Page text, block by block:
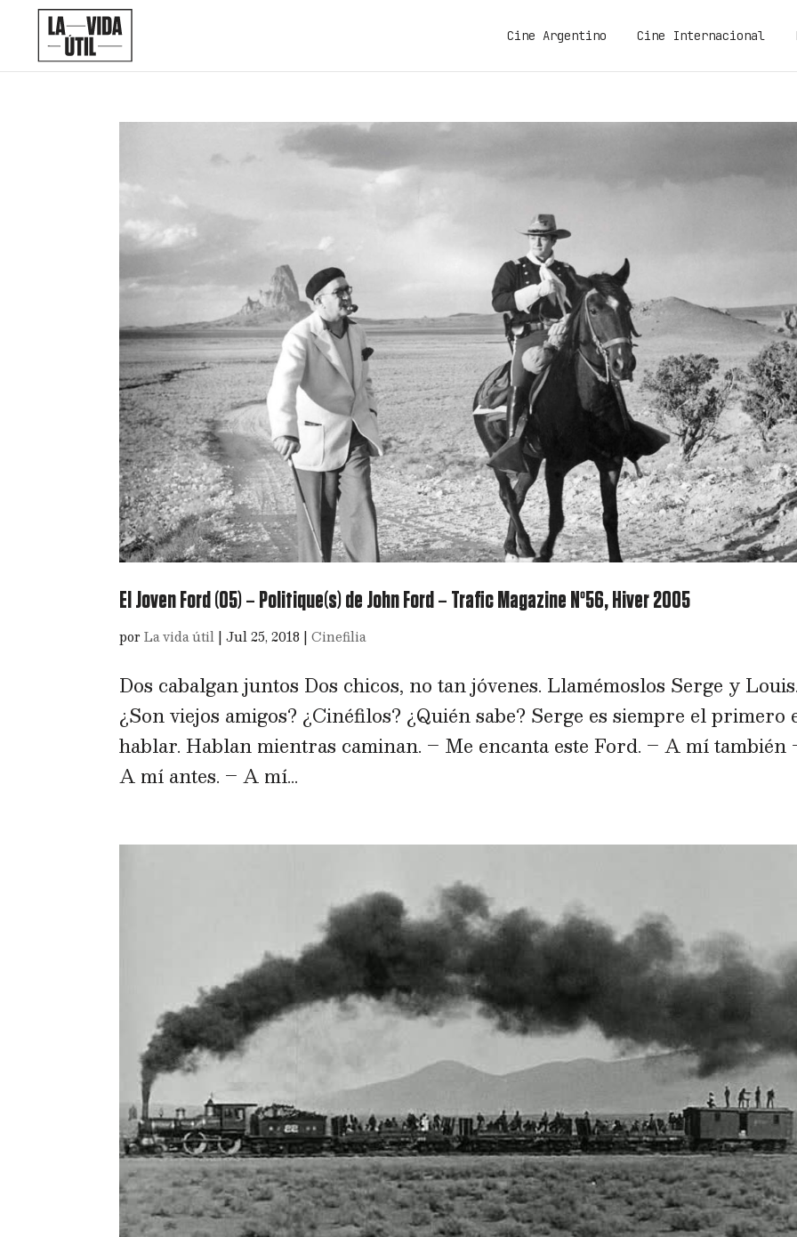
Cine Argentino Cine Internacional
El Joven Ford (05) – Politique(s) de John Ford – Trafic Magazine Nº56, Hiver 2005
porLa vida útil |Jul 25, 2018 |Cinefilia
Dos cabalgan juntos Dos chicos, no tan jóvenes. Llamémoslos Serge y
¿Son viejos amigos? ¿Cinéfilos? ¿Quién sabe? Serge es siempre el primero
hablar. Hablan mientras caminan. – Me encanta este Ford. – A mí también
A mí antes. – A mí...